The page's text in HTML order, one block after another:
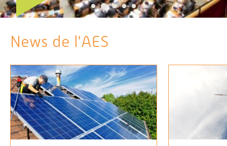
1 2 3 4 5
News de l'AES